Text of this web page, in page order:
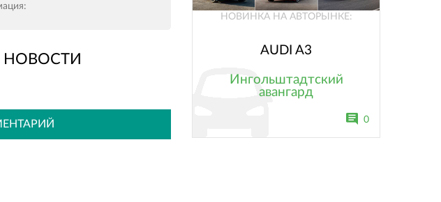
НОВИНКА НА АВТОРЫНКЕ:
AUDI A3
Ингольштадтский
авангард
0